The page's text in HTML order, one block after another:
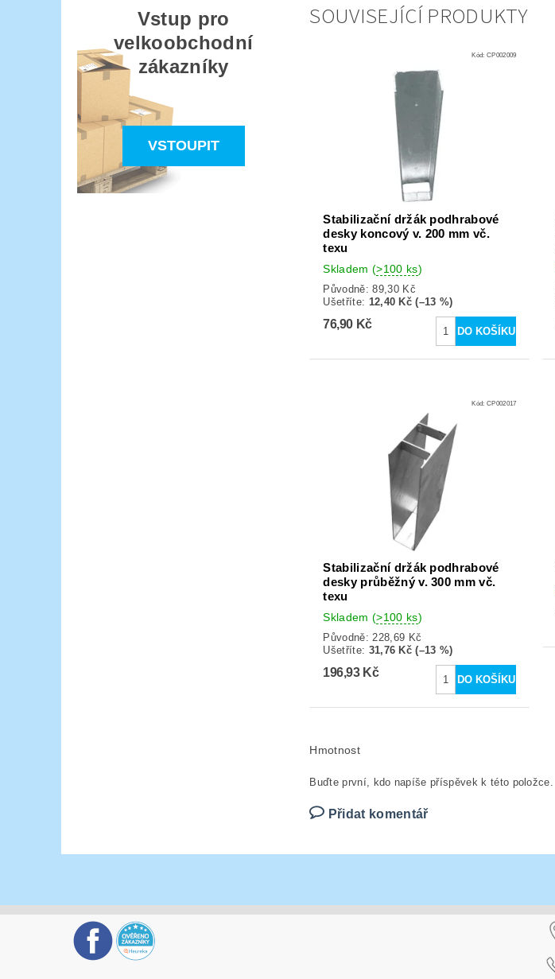
Vstup pro
velkoobchodní
zákazníky
VSTOUPIT
SOUVISEJÍCÍ PRODUKTY
Kód: CP002009
Stabilizační držák podhrabové
desky koncový v. 200 mm vč.
texu
Skladem (>100 ks)
Původně:89,30 Kč
Ušetříte: 12,40 Kč (–13 %)
76,90 Kč
Kód: CP002017
Stabilizační držák podhrabové
desky průběžný v. 300 mm vč.
texu
Skladem (>100 ks)
Původně:228,69 Kč
Ušetříte: 31,76 Kč (–13 %)
196,93 Kč
Hmotnost
Buďte první, kdo napíše příspěvek k této položce.
Přidat komentář